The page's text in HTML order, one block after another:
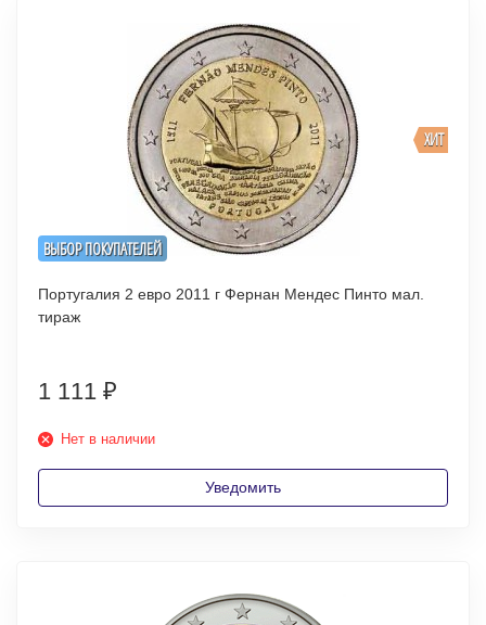
ВЫБОР ПОКУПАТЕЛЕЙ
ХИТ
Португалия 2 евро 2011 г Фернан Мендес Пинто мал.
тираж
1 111 ₽
Нет в наличии
Уведомить